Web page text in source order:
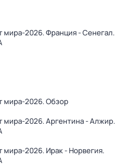
мира-2026. Франция - Сенегал.
мира-2026. Обзор
мира-2026. Аргентина - Алжир.
2026. Ирак - Норвегия.